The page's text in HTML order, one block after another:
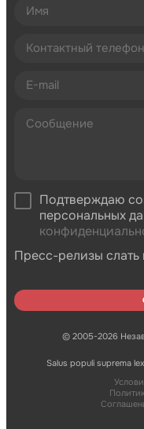
Подтверждаю
персональных
Пресс-релизы
© 2005-2026
Salus populi suprema